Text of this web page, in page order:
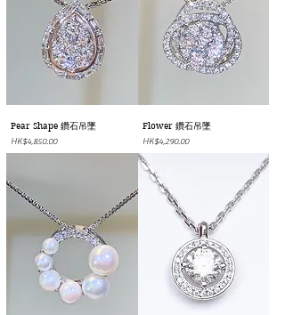
Pear Shape 鑽石吊墜
價格
HK$4,850.00
Flower 鑽石吊墜
價格
HK$4,290.00